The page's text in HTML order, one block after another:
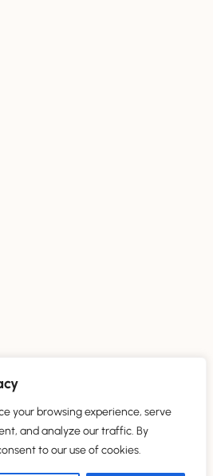
your browsing experience, serve
and analyze our traffic. By
to our use of cookies.